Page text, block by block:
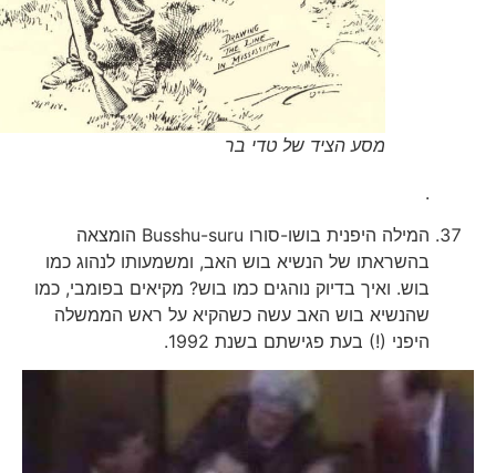
מסע הציד של טדי בר
המילה היפנית בושו-סורו Busshu-suru הומצאה
בהשראתו של הנשיא בוש האב, ומשמעותו לנהוג כמו
בוש. ואיך בדיוק נוהגים כמו בוש? מקיאים בפומבי, כמו
שהנשיא בוש האב עשה כשהקיא על ראש הממשלה
היפני (!) בעת פגישתם בשנת 1992.